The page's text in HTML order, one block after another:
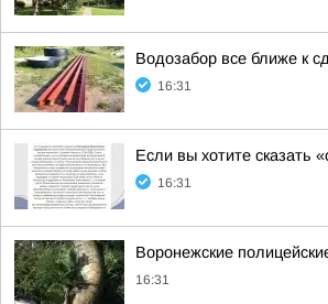
Водозабор все ближе к
16:31
Если вы хотите сказать
16:31
Воронежские
16:31